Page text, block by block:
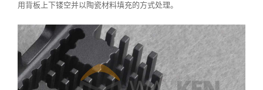
用背板上下镂空并以陶瓷材料填充的方式处理。